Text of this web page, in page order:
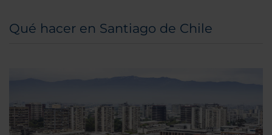
Qué hacer en Santiago de Chile